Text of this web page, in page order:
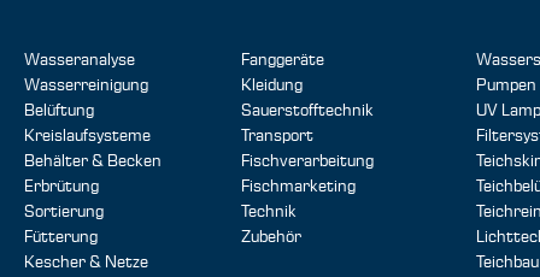
Wasseranalyse
Wasserreinigung
Belüftung
Kreislaufsysteme
Behälter & Becken
Erbrütung
Sortierung
Fütterung
Kescher & Netze
Fanggeräte
Kleidung
Sauerstofftechnik
Transport
Fischverarbeitung
Fischmarketing
Technik
Zubehör
Pumpen
UV
Teichbau